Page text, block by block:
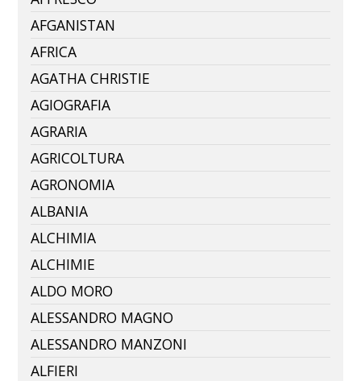
AFGANISTAN
AFRICA
AGATHA CHRISTIE
AGIOGRAFIA
AGRARIA
AGRICOLTURA
AGRONOMIA
ALBANIA
ALCHIMIA
ALCHIMIE
ALDO MORO
ALESSANDRO MAGNO
ALESSANDRO MANZONI
ALFIERI